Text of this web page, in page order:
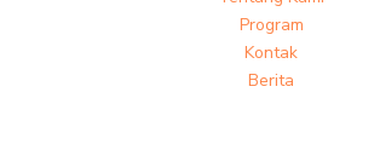
Program
Kontak
Berita